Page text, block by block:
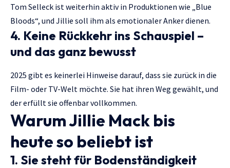
Tom Selleck ist weiterhin aktiv in Produktionen wie „Blue
Bloods“, und Jillie soll ihm als emotionaler Anker dienen.
4. Keine Rückkehr ins Schauspiel –
und das ganz bewusst
2025 gibt es keinerlei Hinweise darauf, dass sie zurück in die
Film- oder TV-Welt möchte. Sie hat ihren Weg gewählt, und
der erfüllt sie offenbar vollkommen.
Warum Jillie Mack bis
heute so beliebt ist
1. Sie steht für Bodenständigkeit